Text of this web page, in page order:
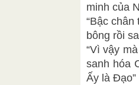
minh của
“Bậc
bông rồi
“Vì vậy
sanh hóa
Ấy là Ðạo”